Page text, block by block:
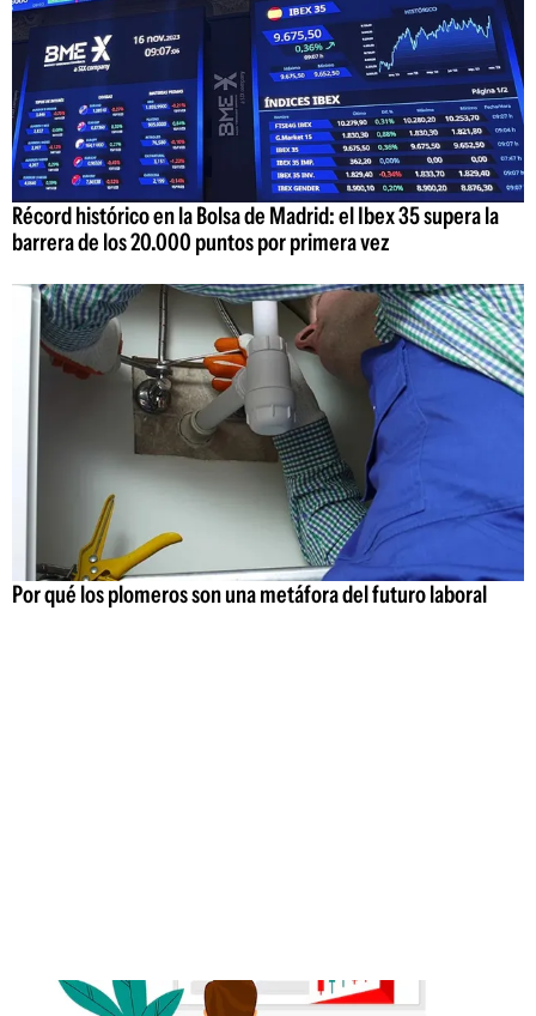
Récord histórico en la Bolsa de Madrid: el Ibex 35 supera la
barrera de los 20.000 puntos por primera vez
Por qué los plomeros son una metáfora del futuro laboral